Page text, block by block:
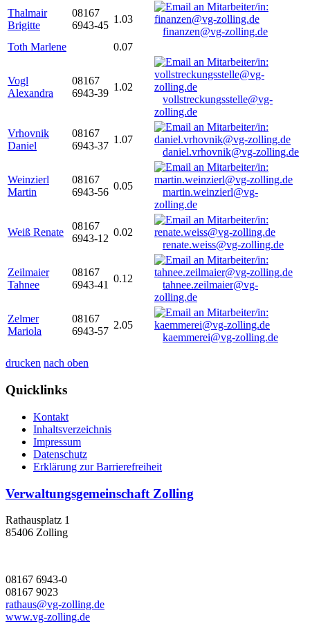
Thalmair
Brigitte
08167
6943-45
1.03
finanzen@vg-zolling.de
Toth Marlene
0.07
Vogl
Alexandra
08167
6943-39
1.02
vollstreckungsstelle@vg-
zolling.de
Vrhovnik
Daniel
08167
6943-37
1.07
daniel.vrhovnik@vg-zolling.de
Weinzierl
Martin
08167
6943-56
0.05
martin.weinzierl@vg-
zolling.de
Weiß Renate
08167
6943-12
0.02
renate.weiss@vg-zolling.de
Zeilmaier
Tahnee
08167
6943-41
0.12
tahnee.zeilmaier@vg-
zolling.de
Zelmer
Mariola
08167
6943-57
2.05
kaemmerei@vg-zolling.de
drucken nach oben
Quicklinks
Kontakt
Inhaltsverzeichnis
Impressum
Datenschutz
Erklärung zur Barrierefreiheit
Verwaltungsgemeinschaft Zolling
Rathausplatz 1
85406 Zolling
08167 6943-0
08167 9023
rathaus@vg-zolling.de
www.vg-zolling.de